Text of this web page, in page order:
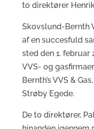
to direktører
Skovslund-Bernth
af en succesfuld
sted den 1.
VVS- og
Bernth’s VVS &
Strøby Egede.
De to direktører,